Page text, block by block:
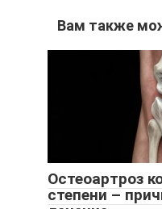
Вам также
Остеоартроз
степени –